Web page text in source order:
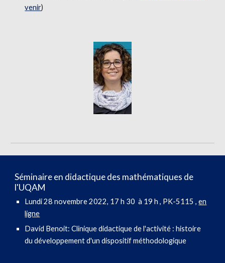
venir)
Séminaire en didactique des mathématiques de
l'UQAM
Lundi28 novembre 2022, 17 h 30 à 19 h , PK-5115 ,en
ligne
David Benoit:Clinique didactique de l'activité : histoire
du développement d'un dispositif méthodologique